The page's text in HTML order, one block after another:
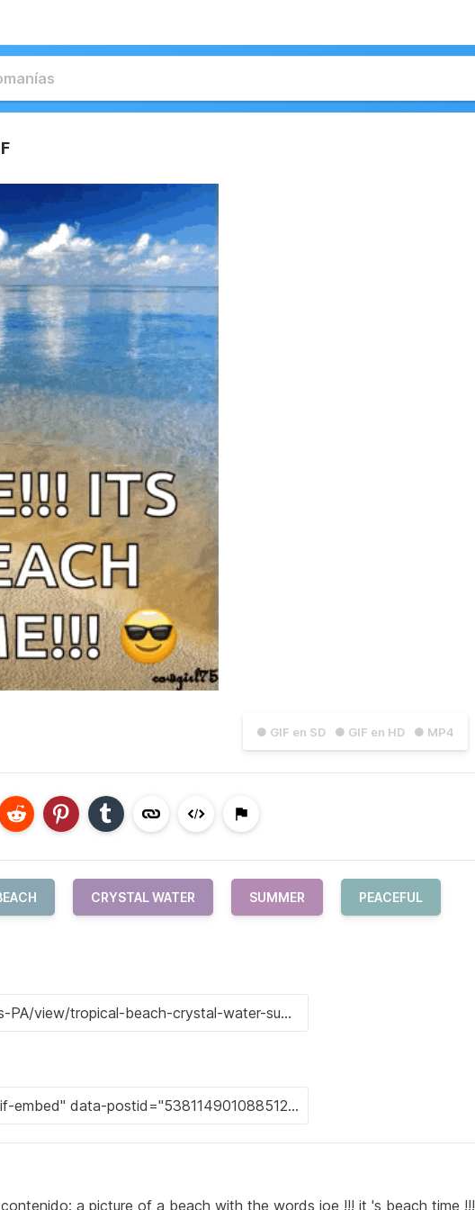
● GIF en SD ● GIF en HD ● MP4
CRYSTAL WATER SUMMER PEACEFUL
a picture of a beach with the words joe !!! it 's beach time !!!